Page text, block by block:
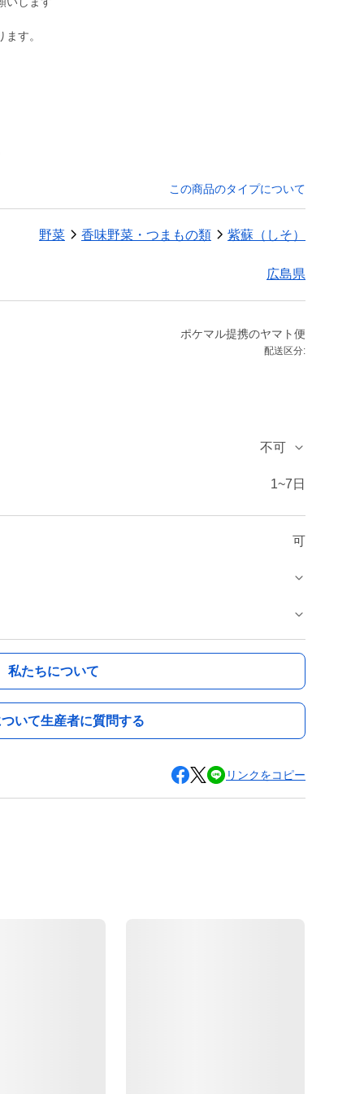
す。
この商品のタイプについて
野菜 香味野菜・つまもの類 紫蘇（しそ）
広島県
ポケマル提携のヤマト便
配送区分:
不可
1~7日
可
私たちについて
いて生産者に質問する
リンクをコピー